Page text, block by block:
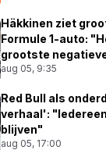
Häkkinen ziet
Formule 1-auto:
grootste
aug 05, 9:35
Red Bull als
verhaal':
blijven"
aug 05, 17:00